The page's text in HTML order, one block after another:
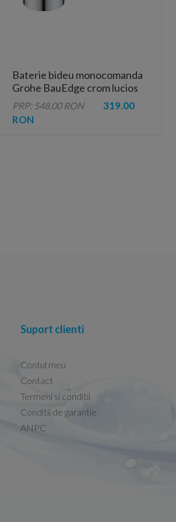
Baterie bideu monocomanda
Grohe BauEdge crom lucios
PRP: 548.00 RON
319.00
RON
Capacele Grohe sunt de bună calitate și se
Marius -08.02.2026
Suport clienti
Contul meu
Contact
Termeni si conditii
Conditii de garantie
ANPC